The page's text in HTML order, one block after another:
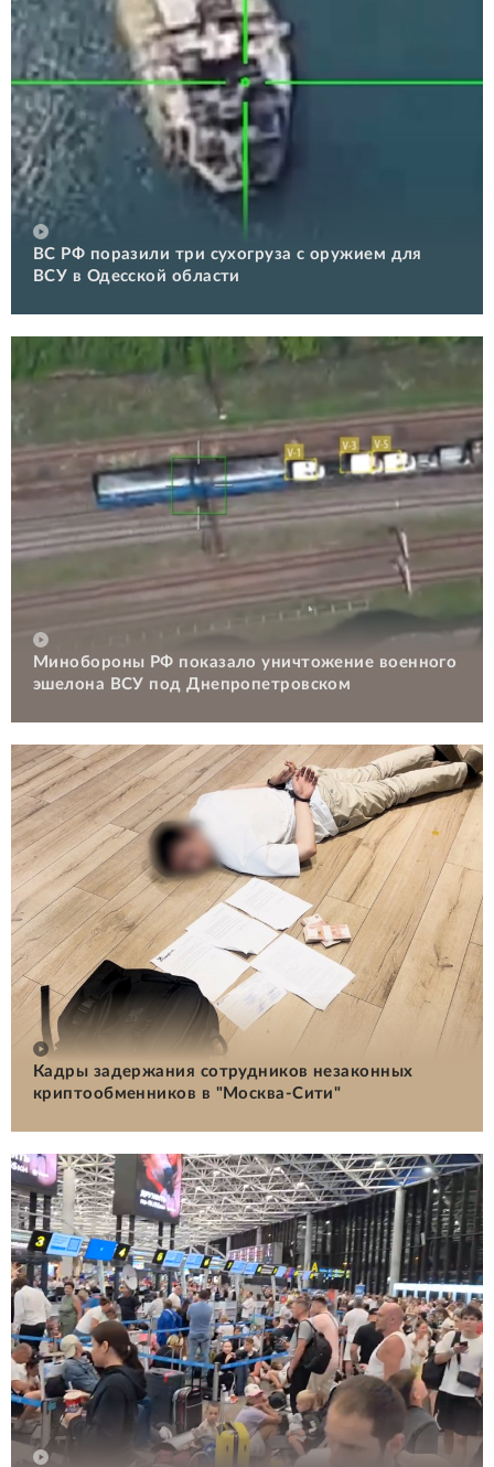
ВС РФ поразили три сухогруза с оружием для
ВСУ в Одесской области
Минобороны РФ показало уничтожение военного
эшелона ВСУ под Днепропетровском
Кадры задержания сотрудников незаконных
криптообменников в "Москва-Сити"